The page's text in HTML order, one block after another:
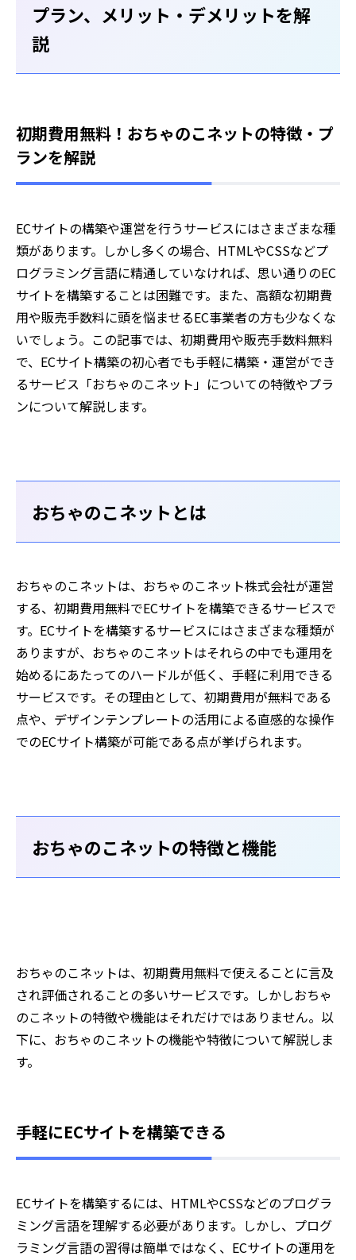
プラン、メリット・デメリットを解
説
初期費用無料！おちゃのこネットの特徴・プ
ランを解説
ECサイトの構築や運営を行うサービスにはさまざまな種
類があります。しかし多くの場合、HTMLやCSSなどプ
ログラミング言語に精通していなければ、思い通りのEC
サイトを構築することは困難です。また、高額な初期費
用や販売手数料に頭を悩ませるEC事業者の方も少なくな
いでしょう。この記事では、初期費用や販売手数料無料
で、ECサイト構築の初心者でも手軽に構築・運営ができ
るサービス「おちゃのこネット」についての特徴やプラ
ンについて解説します。
おちゃのこネットとは
おちゃのこネットは、おちゃのこネット株式会社が運営
する、初期費用無料でECサイトを構築できるサービスで
す。ECサイトを構築するサービスにはさまざまな種類が
ありますが、おちゃのこネットはそれらの中でも運用を
始めるにあたってのハードルが低く、手軽に利用できる
サービスです。その理由として、初期費用が無料である
点や、デザインテンプレートの活用による直感的な操作
でのECサイト構築が可能である点が挙げられます。
おちゃのこネットの特徴と機能
おちゃのこネットは、初期費用無料で使えることに言及
され評価されることの多いサービスです。しかしおちゃ
のこネットの特徴や機能はそれだけではありません。以
下に、おちゃのこネットの機能や特徴について解説しま
す。
手軽にECサイトを構築できる
ECサイトを構築するには、HTMLやCSSなどのプログラ
ミング言語を理解する必要があります。しかし、プログ
ラミング言語の習得は簡単ではなく、ECサイトの運用を